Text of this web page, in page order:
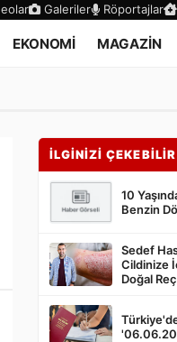
Galeriler Röportajlar
EKONOMİ MAGAZİN
İLGİNİZİ ÇEKEBİLİR
10
Benzin
Sedef
Cildinize
Doğal